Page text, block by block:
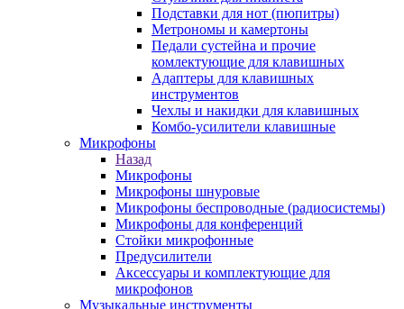
Подставки для нот (пюпитры)
Метрономы и камертоны
Педали сустейна и прочие
комлектующие для клавишных
Адаптеры для клавишных
инструментов
Чехлы и накидки для клавишных
Комбо-усилители клавишные
Микрофоны
Назад
Микрофоны
Микрофоны шнуровые
Микрофоны беспроводные (радиосистемы)
Микрофоны для конференций
Стойки микрофонные
Предусилители
Аксессуары и комплектующие для
микрофонов
Музыкальные инструменты